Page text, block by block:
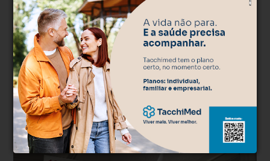
500caracteres restantes.
Comentar